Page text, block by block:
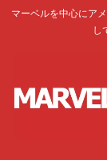
マーベルを中心にア
し